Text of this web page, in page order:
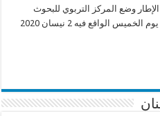
وضع المركز التربوي للبحوث
والانماء الحلقات التلفزيونية التي بُثت يوم الخميس الواقع فيه 2 نيسان 2020